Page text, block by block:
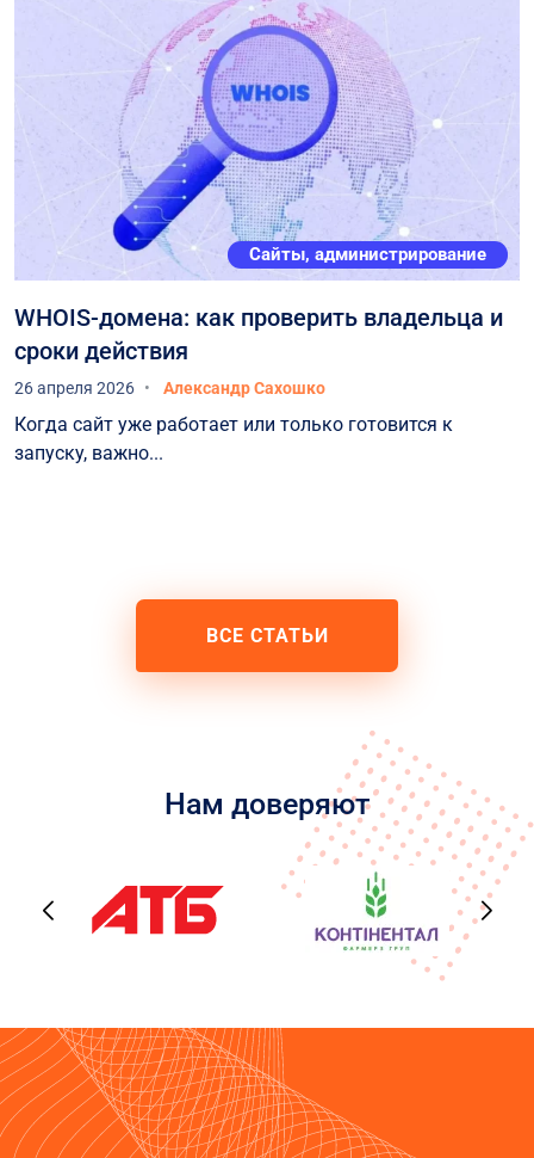
Сайты, администрирование
WHOIS-домена: как проверить владельца и
сроки действия
26 апреля 2026 Александр Сахошко
Когда сайт уже работает или только готовится к
запуску, важно...
ВСЕ СТАТЬИ
Нам доверяют